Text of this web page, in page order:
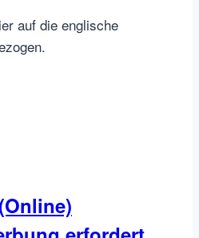
auf die englische